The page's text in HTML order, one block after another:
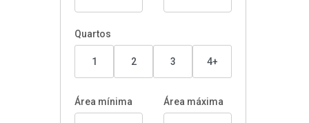
Quartos
1 2 3 4+
Área mínima Área máxima